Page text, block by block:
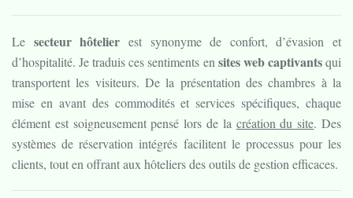
Le secteur hôtelier est synonyme de confort, d’évasion et
d’hospitalité. Je traduis ces sentiments en sites web captivantsqui
transportent les visiteurs. De la présentation des chambres à la
mise en avant des commodités et services spécifiques, chaque
élément est soigneusement pensé lors de la création du site. Des
systèmes de réservation intégrés facilitent le processus pour les
clients, tout en offrant aux hôteliers des outils de gestion efficaces.